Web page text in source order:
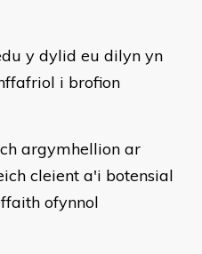
y dylid eu dilyn yn
i brofion
argymhellion ar
cleient a'i botensial
ofynnol